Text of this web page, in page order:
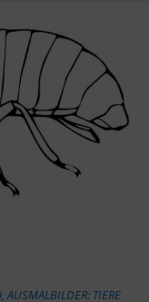
,AUSMALBILDER: TIERE